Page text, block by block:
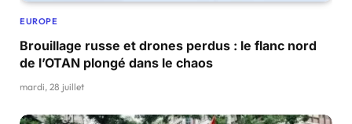
EUROPE
Brouillage russe et drones perdus : le flanc nord
de l’OTAN plongé dans le chaos
mardi, 28 juillet